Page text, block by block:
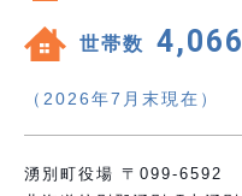
世帯数 4,066
（2026年7月末現在）
湧別町役場 〒099-6592